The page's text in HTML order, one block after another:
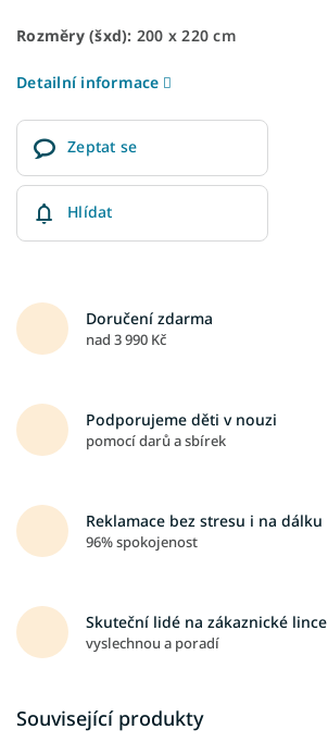
Rozměry (šxd): 200 x 220 cm
Detailní informace
Zeptat se
Hlídat
Doručení zdarma
nad 3 990 Kč
Podporujeme děti v nouzi
pomocí darů a sbírek
Reklamace bez stresu i na dálku
96% spokojenost
Skuteční lidé na zákaznické lince
vyslechnou a poradí
Související produkty